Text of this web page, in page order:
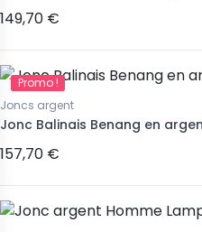
149,70 €
Promo !
Joncs argent
Jonc Balinais Benang en
157,70 €